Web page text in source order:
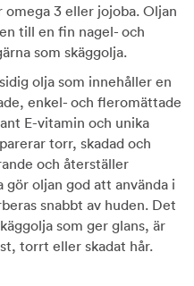
3 eller jojoba. Oljan
till en fin nagel- och
som skäggolja.
olja som innehåller en
enkel- och fleromättade
E-vitamin och unika
torr, skadad och
och återställer
oljan god att använda i
snabbt av huden. Det
som ger glans, är
torrt eller skadat hår.